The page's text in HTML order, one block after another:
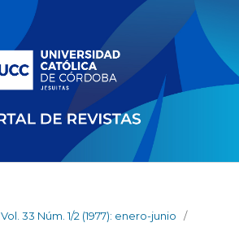
Vol. 33 Núm. 1/2 (1977): enero-junio
/